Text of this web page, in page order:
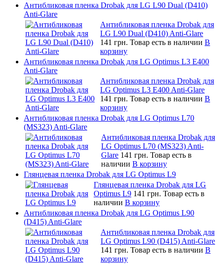
Антибликовая пленка Drobak для LG L90 Dual (D410)
Anti-Glare
Антибликовая пленка Drobak для
LG L90 Dual (D410) Anti-Glare
141 грн. Товар есть в наличии В
корзину
Антибликовая пленка Drobak для LG Optimus L3 E400
Anti-Glare
Антибликовая пленка Drobak для
LG Optimus L3 E400 Anti-Glare
141 грн. Товар есть в наличии В
корзину
Антибликовая пленка Drobak для LG Optimus L70
(MS323) Anti-Glare
Антибликовая пленка Drobak для
LG Optimus L70 (MS323) Anti-
Glare 141 грн. Товар есть в
наличии В корзину
Глянцевая пленка Drobak для LG Optimus L9
Глянцевая пленка Drobak для LG
Optimus L9 141 грн. Товар есть в
наличии В корзину
Антибликовая пленка Drobak для LG Optimus L90
(D415) Anti-Glare
Антибликовая пленка Drobak для
LG Optimus L90 (D415) Anti-Glare
141 грн. Товар есть в наличии В
корзину